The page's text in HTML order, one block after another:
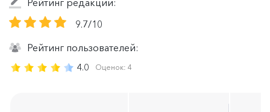
Рейтинг редакции:
9.7/10
Рейтинг пользователей:
4.0 Оценок: 4